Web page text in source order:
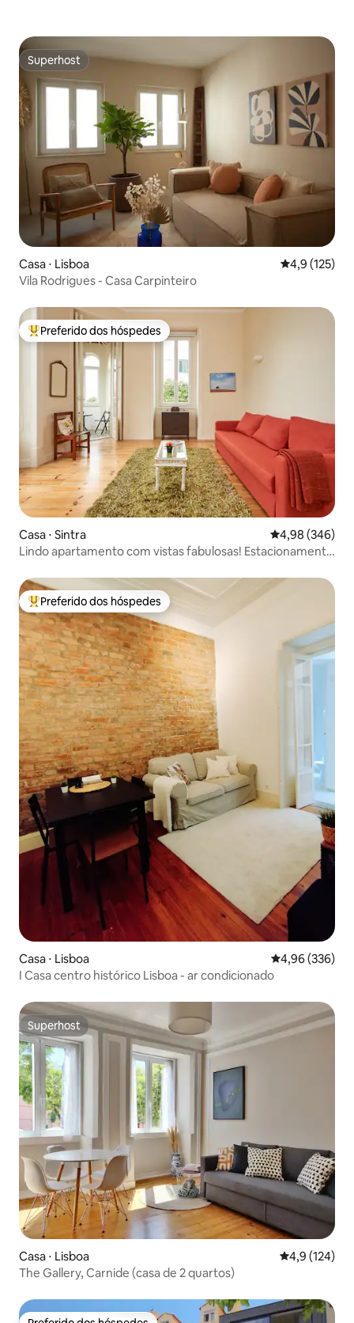
Superhost
Superhost
Casa ⋅ Lisboa 4,9 de uma
4,9 (125)
Vila Rodrigues - Casa Carpinteiro
Entre os melhores preferidos dos hóspedes
Preferido dos hóspedes
Casa ⋅ Sintra 4,98 de uma
4,98 (346)
Lindo apartamento com vistas fabulosas! Estacionamento
Entre os melhores preferidos dos hóspedes
Preferido dos hóspedes
Casa ⋅ Lisboa 4,96 de uma
4,96 (336)
I Casa centro histórico Lisboa - ar condicionado
Superhost
Superhost
Casa ⋅ Lisboa 4,9 de uma
4,9 (124)
The Gallery, Carnide (casa de 2 quartos)